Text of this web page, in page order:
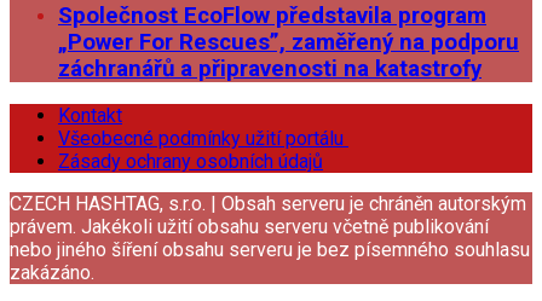
Společnost EcoFlow představila program
„Power For Rescues”, zaměřený na podporu
záchranářů a připravenosti na katastrofy
Kontakt
Všeobecné podmínky užití portálu
Zásady ochrany osobních údajů
CZECH HASHTAG, s.r.o. | Obsah serveru je chráněn autorským
právem. Jakékoli užití obsahu serveru včetně publikování
nebo jiného šíření obsahu serveru je bez písemného souhlasu
zakázáno.